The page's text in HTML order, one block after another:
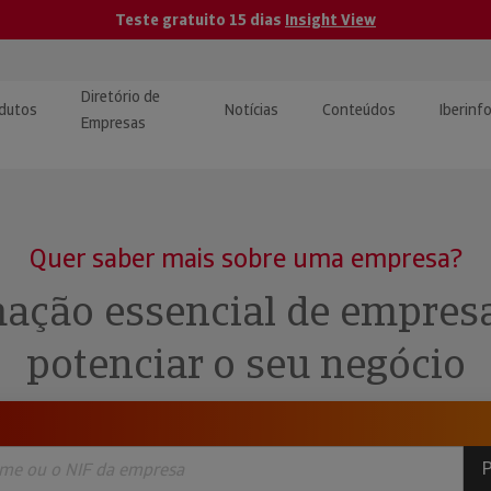
Teste gratuito 15 dias Insight View
de Créditos
Diretório de
Empresas
Notícias Conteúdos
Quer saber mais sobre uma empresa?
essencial de
potenciar o seu negócio